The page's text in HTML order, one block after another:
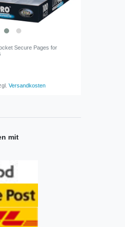
Secure Pages for
Versandkosten
mit